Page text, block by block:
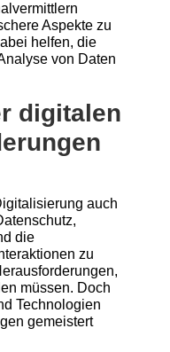
Aspekte zu
helfen, die
von Daten
digitalen
auch
die
zu
müssen. Doch
Technologien
gemeistert